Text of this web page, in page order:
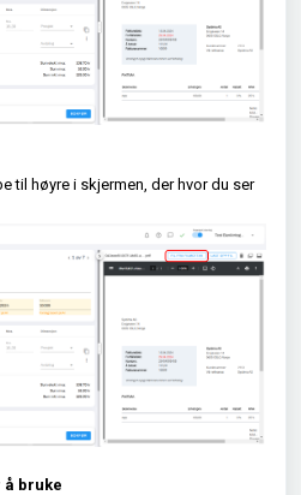
til høyre i skjermen, der hvor du ser
å bruke